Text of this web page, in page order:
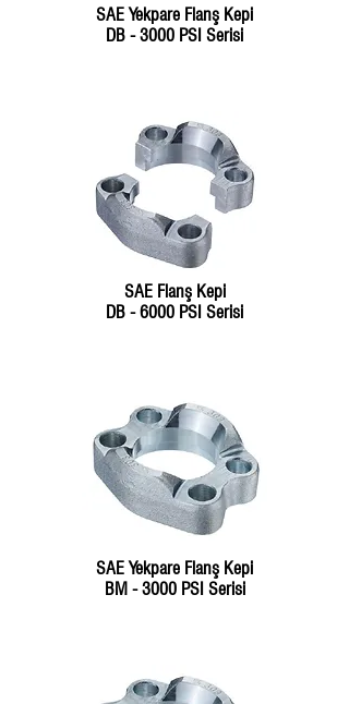
SAE Yekpare Flanş Kepi
DB - 3000 PSI Serisi
SAE Flanş Kepi
DB - 6000 PSI Serisi
SAE Yekpare Flanş Kepi
BM - 3000 PSI Serisi